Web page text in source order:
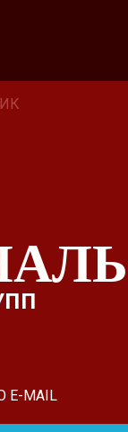
MAIL